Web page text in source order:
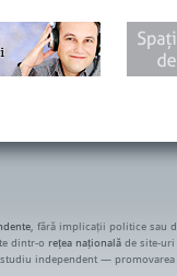
, fără implicații politice sau
dintr-o rețea națională de site-uri
independent —